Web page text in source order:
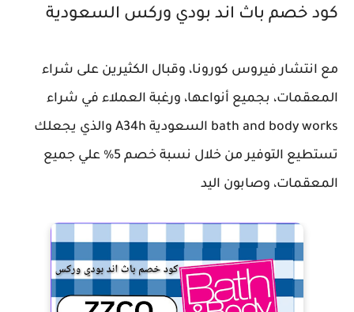
كود خصم باث اند بودي وركس السعودية
مع انتشار فيروس كورونا، وقبال الكثيرين على شراء
المعقمات، بجميع أنواعها، ورغبة العملاء في شراء
bath and body works السعودية A34h والذي يجعلك
تستطيع التوفير من خلال نسبة خصم 5% علي جميع
المعقمات، وصابون اليد